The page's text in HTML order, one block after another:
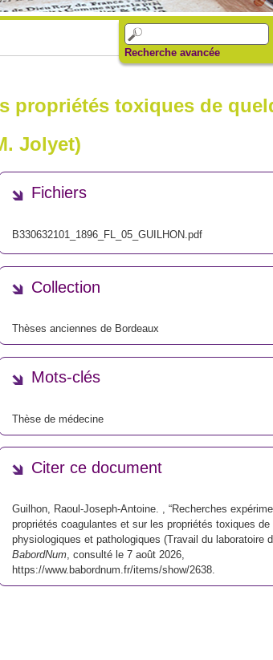
Recherche avancée
propriétés toxiques de
Jolyet)
Fichiers
B330632101_1896_FL_05_GUILHON.pdf
Collection
Thèses anciennes de Bordeaux
Mots-clés
Thèse de médecine
Citer ce document
Guilhon, Raoul-Joseph-Antoine. , “Recherches
propriétés coagulantes et sur les propriétés toxiques de
physiologiques et pathologiques (Travail du laboratoire
BabordNum, consulté le 7 août 2026,
https://www.babordnum.fr/items/show/2638.